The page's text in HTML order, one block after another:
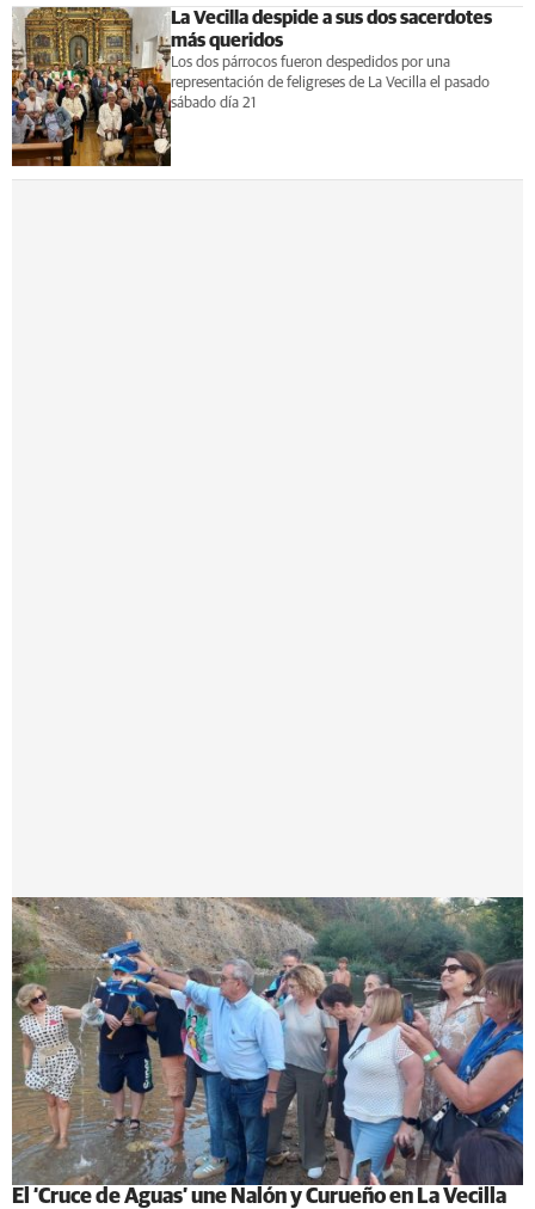
La Vecilla despide a sus dos sacerdotes
más queridos
Los dos párrocos fueron despedidos por una
representación de feligreses de La Vecilla el pasado
sábado día 21
El ‘Cruce de Aguas’ une Nalón y Curueño en La Vecilla